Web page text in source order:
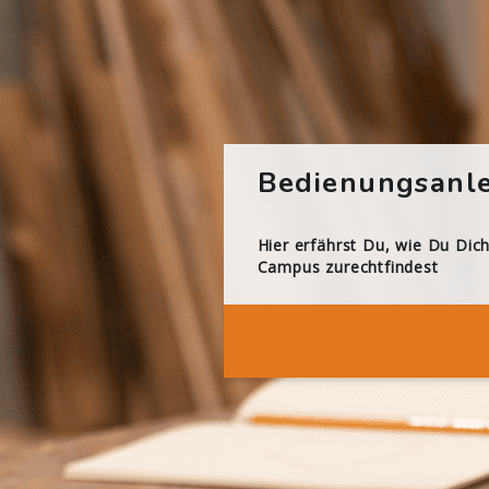
Hier erfährst Du, wie Du
Campus zurechtfindest